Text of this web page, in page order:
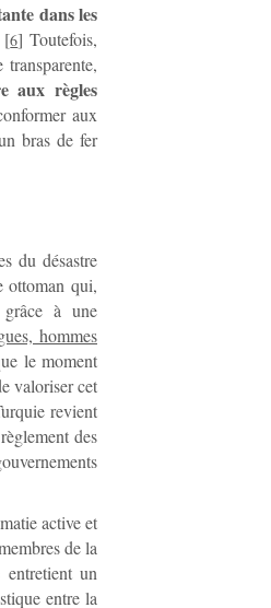
dans les
[6] Toutefois,
aux règles
aux
bras de fer
du désastre
ottoman qui,
grâce à une
hommes
le moment
valoriser cet
revient
des
active et
de la
un
entre la